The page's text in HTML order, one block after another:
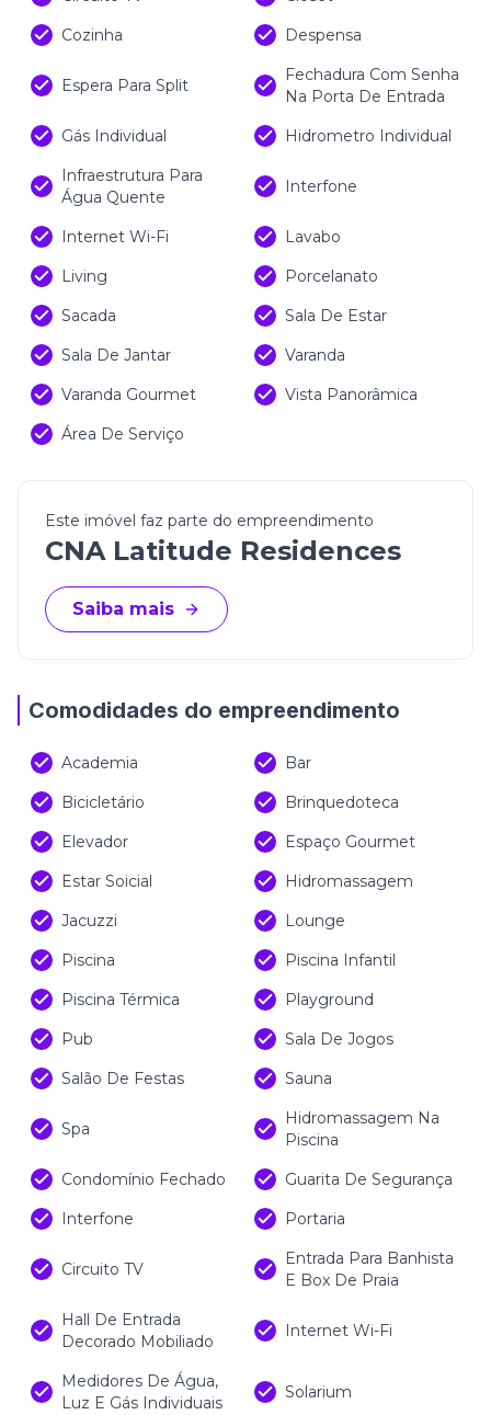
Cozinha
Despensa
Espera Para Split
Fechadura Com Senha
Na Porta De Entrada
Gás Individual
Hidrometro Individual
Infraestrutura Para
Água Quente
Interfone
Internet Wi-Fi
Lavabo
Living
Porcelanato
Sacada
Sala De Estar
Sala De Jantar
Varanda
Varanda Gourmet
Vista Panorâmica
Área De Serviço
Este imóvel faz parte do empreendimento
CNA Latitude Residences
Saiba mais
Comodidades do empreendimento
Academia
Bar
Bicicletário
Brinquedoteca
Elevador
Espaço Gourmet
Estar Soicial
Hidromassagem
Jacuzzi
Lounge
Piscina
Piscina Infantil
Piscina Térmica
Playground
Pub
Sala De Jogos
Salão De Festas
Sauna
Spa
Hidromassagem Na
Piscina
Condomínio Fechado
Guarita De Segurança
Interfone
Portaria
Circuito TV
Entrada Para Banhista
E Box De Praia
Hall De Entrada
Decorado Mobiliado
Internet Wi-Fi
Medidores De Água,
Luz E Gás Individuais
Solarium